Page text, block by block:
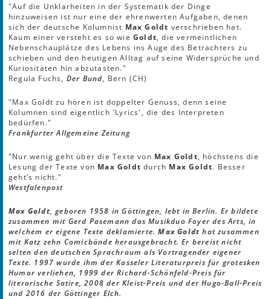
"Auf die Unklarheiten in der Systematik der Dinge
hinzuweisen ist nur eine der ehrenwerten Aufgaben, denen
sich der deutsche Kolumnist Max Goldt verschrieben hat.
Kaum einer versteht es so wie Goldt, die vermeintlichen
Nebenschauplätze des Lebens ins Auge des Betrachters zu
schieben und den heutigen Alltag auf seine Widersprüche und
Kuriositäten hin abzutasten."
Regula Fuchs, Der Bund, Bern (CH)
"Max Goldt zu hören ist doppelter Genuss, denn seine
Kolumnen sind eigentlich 'Lyrics', die des Interpreten
bedürfen."
Frankfurter Allgemeine Zeitung
"Nur wenig geht über die Texte von Max Goldt, höchstens die
Lesung der Texte von Max Goldt durch Max Goldt. Besser
geht’s nicht."
Westfalenpost
Max Goldt, geboren 1958 in Göttingen, lebt in Berlin. Er bildete
zusammen mit Gerd Pasemann das Musikduo Foyer des Arts, in
welchem er eigene Texte deklamierte.Max Goldthat zusammen
mit Katz zehn Comicbände herausgebracht. Er bereist nicht
selten den deutschen Sprachraum als Vortragender eigener
Texte. 1997 wurde ihm der Kasseler Literaturpreis für grotesken
Humor verliehen, 1999 der Richard-Schönfeld-Preis für
literarische Satire, 2008 der Kleist-Preis und der Hugo-Ball-Preis
und 2016 der Göttinger Elch.